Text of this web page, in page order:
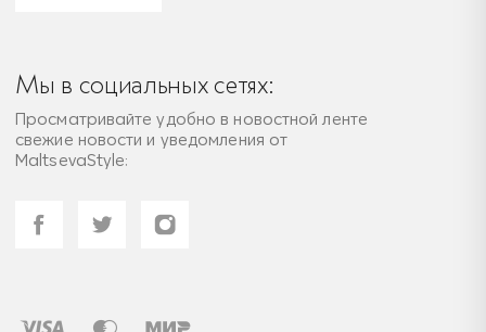
Мы в социальных сетях:
Просматривайте удобно в новостной ленте
свежие новости и уведомления от
MaltsevaStyle: